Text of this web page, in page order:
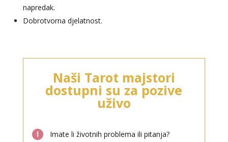
napredak.
Dobrotvorna djelatnost.
Naši Tarot majstori
dostupni su za pozive
uživo
l Imate li životnih problema ili pitanja?
Tarot savjetnik je zauzet
TEHNIKE:sudbinske karte, anđeoske poruke